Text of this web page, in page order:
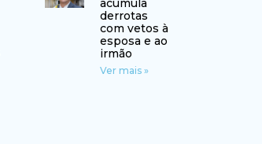
acumula
derrotas
com vetos à
esposa e ao
irmão
Ver mais »